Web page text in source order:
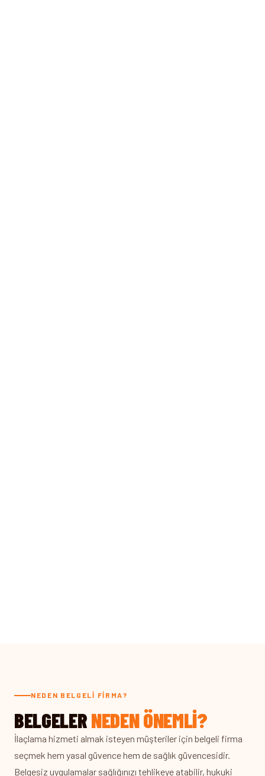
NEDEN BELGELI FIRMA?
BELGELERNEDEN ÖNEMLI?
İlaçlama hizmeti almak isteyen müşteriler için belgeli firma
seçmek hem yasal güvence hem de sağlık güvencesidir.
Belgesiz uygulamalar sağlığınızı tehlikeye atabilir, hukuki